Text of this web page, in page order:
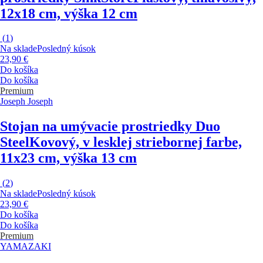
12x18 cm, výška 12 cm
(1)
Na skladePosledný kúsok
23,90 €
Do košíka
Do košíka
Premium
Joseph Joseph
Stojan na umývacie prostriedky Duo
SteelKovový, v lesklej striebornej farbe,
11x23 cm, výška 13 cm
(2)
Na skladePosledný kúsok
23,90 €
Do košíka
Do košíka
Premium
YAMAZAKI